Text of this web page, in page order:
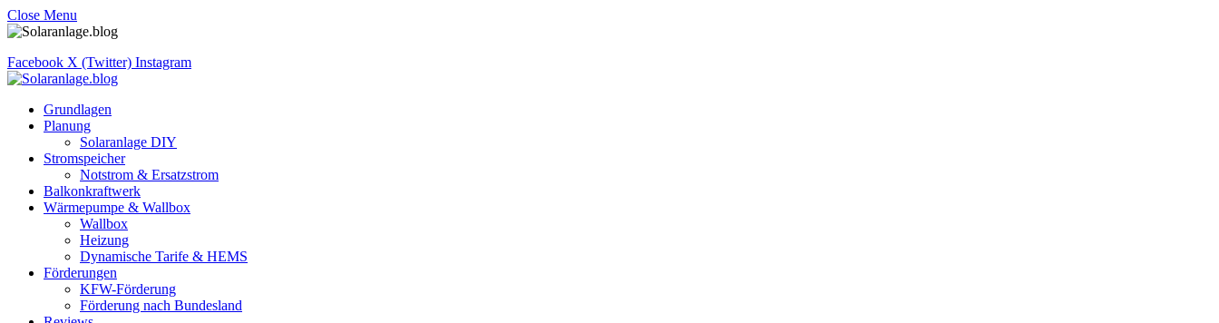
Close Menu
Facebook X (Twitter) Instagram
Grundlagen
Planung
Solaranlage DIY
Stromspeicher
Notstrom & Ersatzstrom
Balkonkraftwerk
Wärmepumpe & Wallbox
Wallbox
Heizung
Dynamische Tarife & HEMS
Förderungen
KFW-Förderung
Förderung nach Bundesland